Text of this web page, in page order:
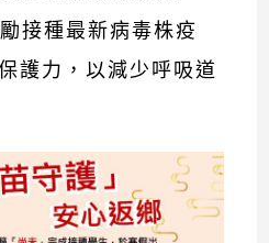
接種最新病毒株疫
護力，以減少呼吸道